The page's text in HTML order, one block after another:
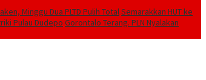
Minggu Dua PLTD Pulih TotalSemarakkan HUT ke
Pulau Dudepo Gorontalo Terang. PLN Nyalakan